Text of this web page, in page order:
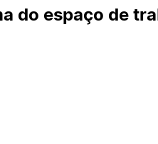
do espaço de